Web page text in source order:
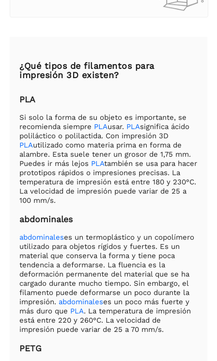
¿Qué tipos de filamentos para
impresión 3D existen?
PLA
Si solo la forma de su objeto es importante, se
recomienda siempre PLAusar. PLAsignifica ácido
poliláctico o polilactida. Con impresión 3D
PLAutilizado como materia prima en forma de
alambre. Esta suele tener un grosor de 1,75 mm.
Puedes ir más lejos PLAtambién se usa para hacer
prototipos rápidos o impresiones precisas. La
temperatura de impresión está entre 180 y 230°C.
La velocidad de impresión puede variar de 25 a
100 mm/s.
abdominales
abdominaleses un termoplástico y un copolímero
utilizado para objetos rígidos y fuertes. Es un
material que conserva la forma y tiene poca
tendencia a deformarse. La fluencia es la
deformación permanente del material que se ha
cargado durante mucho tiempo. Sin embargo, el
filamento puede deformarse un poco durante la
impresión. abdominaleses un poco más fuerte y
más duro que PLA. La temperatura de impresión
está entre 220 y 260°C. La velocidad de
impresión puede variar de 25 a 70 mm/s.
PETG